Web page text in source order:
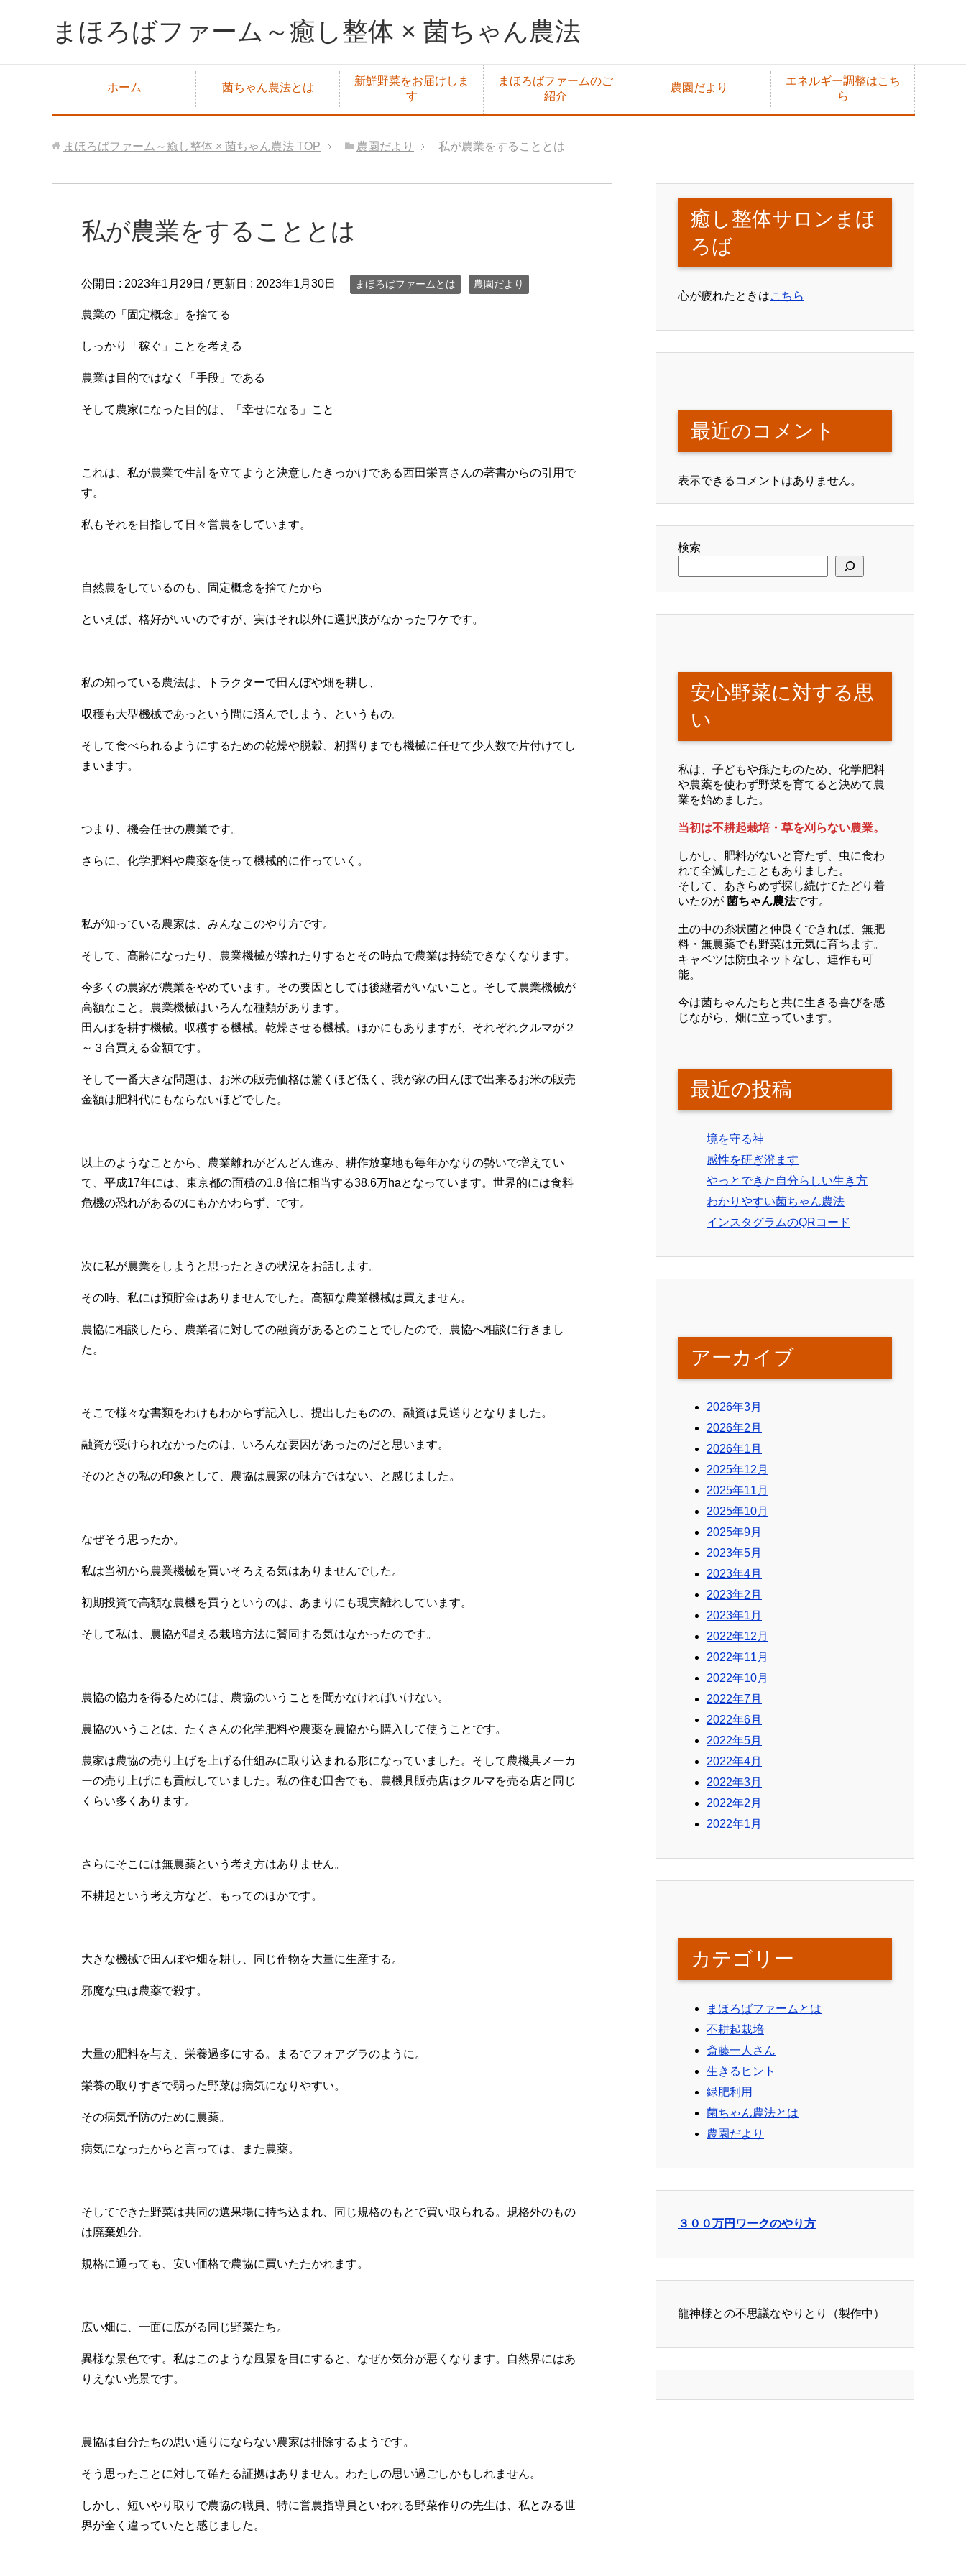
まほろばファーム～癒し整体 × 菌ちゃん農法
ホーム 菌ちゃん農法とは
新鮮野菜をお届けしま
す
まほろばファームのご
紹介
農園だより
エネルギー調整はこち
ら
まほろばファーム～癒し整体 × 菌ちゃん農法 TOP 農園だより 私が農業をすることとは
私が農業をすることとは
公開日 : 2023年1月29日 / 更新日 : 2023年1月30日 まほろばファームとは 農園だより
農業の「固定概念」を捨てる
しっかり「稼ぐ」ことを考える
農業は目的ではなく「手段」である
そして農家になった目的は、「幸せになる」こと
これは、私が農業で生計を立てようと決意したきっかけである西田栄喜さんの著書からの引用で
す。
私もそれを目指して日々営農をしています。
自然農をしているのも、固定概念を捨てたから
といえば、格好がいいのですが、実はそれ以外に選択肢がなかったワケです。
私の知っている農法は、トラクターで田んぼや畑を耕し、
収穫も大型機械であっという間に済んでしまう、というもの。
そして食べられるようにするための乾燥や脱穀、籾摺りまでも機械に任せて少人数で片付けてし
まいます。
つまり、機会任せの農業です。
さらに、化学肥料や農薬を使って機械的に作っていく。
私が知っている農家は、みんなこのやり方です。
そして、高齢になったり、農業機械が壊れたりするとその時点で農業は持続できなくなります。
今多くの農家が農業をやめています。その要因としては後継者がいないこと。そして農業機械が
高額なこと。農業機械はいろんな種類があります。
田んぼを耕す機械。収穫する機械。乾燥させる機械。ほかにもありますが、それぞれクルマが２
～３台買える金額です。
そして一番大きな問題は、お米の販売価格は驚くほど低く、我が家の田んぼで出来るお米の販売
金額は肥料代にもならないほどでした。
以上のようなことから、農業離れがどんどん進み、耕作放棄地も毎年かなりの勢いで増えてい
て、平成17年には、東京都の面積の1.8 倍に相当する38.6万haとなっています。世界的には食料
危機の恐れがあるのにもかかわらず、です。
次に私が農業をしようと思ったときの状況をお話します。
その時、私には預貯金はありませんでした。高額な農業機械は買えません。
農協に相談したら、農業者に対しての融資があるとのことでしたので、農協へ相談に行きまし
た。
そこで様々な書類をわけもわからず記入し、提出したものの、融資は見送りとなりました。
融資が受けられなかったのは、いろんな要因があったのだと思います。
そのときの私の印象として、農協は農家の味方ではない、と感じました。
なぜそう思ったか。
私は当初から農業機械を買いそろえる気はありませんでした。
初期投資で高額な農機を買うというのは、あまりにも現実離れしています。
そして私は、農協が唱える栽培方法に賛同する気はなかったのです。
農協の協力を得るためには、農協のいうことを聞かなければいけない。
農協のいうことは、たくさんの化学肥料や農薬を農協から購入して使うことです。
農家は農協の売り上げを上げる仕組みに取り込まれる形になっていました。そして農機具メーカ
ーの売り上げにも貢献していました。私の住む田舎でも、農機具販売店はクルマを売る店と同じ
くらい多くあります。
さらにそこには無農薬という考え方はありません。
不耕起という考え方など、もってのほかです。
大きな機械で田んぼや畑を耕し、同じ作物を大量に生産する。
邪魔な虫は農薬で殺す。
大量の肥料を与え、栄養過多にする。まるでフォアグラのように。
栄養の取りすぎで弱った野菜は病気になりやすい。
その病気予防のために農薬。
病気になったからと言っては、また農薬。
そしてできた野菜は共同の選果場に持ち込まれ、同じ規格のもとで買い取られる。規格外のもの
は廃棄処分。
規格に通っても、安い価格で農協に買いたたかれます。
広い畑に、一面に広がる同じ野菜たち。
異様な景色です。私はこのような風景を目にすると、なぜか気分が悪くなります。自然界にはあ
りえない光景です。
農協は自分たちの思い通りにならない農家は排除するようです。
そう思ったことに対して確たる証拠はありません。わたしの思い過ごしかもしれません。
しかし、短いやり取りで農協の職員、特に営農指導員といわれる野菜作りの先生は、私とみる世
界が全く違っていたと感じました。
癒し整体サロンまほ
ろば
心が疲れたときはこちら
最近のコメント
表示できるコメントはありません。
検索
安心野菜に対する思
い
私は、子どもや孫たちのため、化学肥料
や農薬を使わず野菜を育てると決めて農
業を始めました。
当初は不耕起栽培・草を刈らない農業。
しかし、肥料がないと育たず、虫に食わ
れて全滅したこともありました。
そして、あきらめず探し続けてたどり着
いたのが 菌ちゃん農法です。
土の中の糸状菌と仲良くできれば、無肥
料・無農薬でも野菜は元気に育ちます。
キャベツは防虫ネットなし、連作も可
能。
今は菌ちゃんたちと共に生きる喜びを感
じながら、畑に立っています。
最近の投稿
境を守る神
感性を研ぎ澄ます
やっとできた自分らしい生き方
わかりやすい菌ちゃん農法
インスタグラムのQRコード
アーカイブ
2026年3月
2026年2月
2026年1月
2025年12月
2025年11月
2025年10月
2025年9月
2023年5月
2023年4月
2023年2月
2023年1月
2022年12月
2022年11月
2022年10月
2022年7月
2022年6月
2022年5月
2022年4月
2022年3月
2022年2月
2022年1月
カテゴリー
まほろばファームとは
不耕起栽培
斎藤一人さん
生きるヒント
緑肥利用
菌ちゃん農法とは
農園だより
３００万円ワークのやり方
龍神様との不思議なやりとり（製作中）